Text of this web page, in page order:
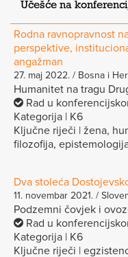
Učešće na
Rodna ravnopravnost
perspektive,
angažman
27. maj 2022. / Bosna i
Humanitet na tragu
Rad u
Kategorija | K6
Ključne riječi | žena,
filozofija,
Dva stoleća
11. novembar 2021. /
Podzemni čovjek i
Rad u
Kategorija | K6
Ključne riječi |